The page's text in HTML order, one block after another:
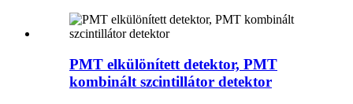
PMT elkülönített detektor, PMT
kombinált szcintillátor detektor